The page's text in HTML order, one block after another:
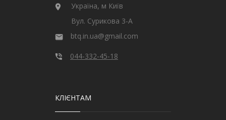
Україна, м Київ
Вул. Сурикова 3-А
btq.in.ua@gmail.com
044-332-45-18
КЛІЄНТАМ